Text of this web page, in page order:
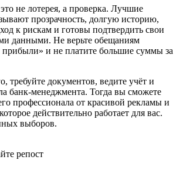
не лотерея, а проверка. Лучшие
прозрачность, долгую историю,
к рискам и готовы подтвердить свои
данными. Не верьте обещаниям
прибыли» и не платите большие суммы за
требуйте документов, ведите учёт и
банк-менеджмента. Тогда вы сможете
профессионала от красивой рекламы и
действительно работает для вас.
выборов.
репост